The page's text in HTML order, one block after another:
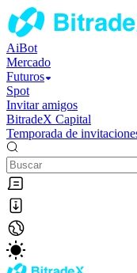
AiBot
Mercado
Futuros
Spot
Invitar amigos
BitradeX Capital
Temporada de